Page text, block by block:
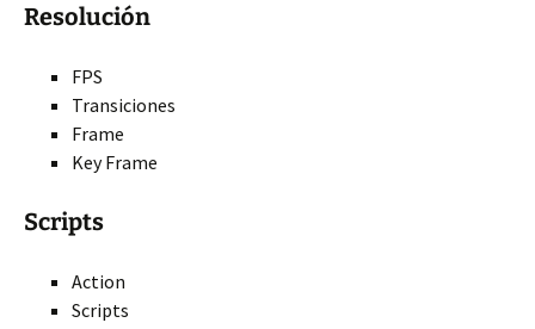
Resolución
FPS
Transiciones
Frame
Key Frame
Scripts
Action
Scripts